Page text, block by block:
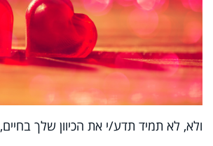
ולא, לא תמיד תדע/י את הכיוון שלך בחיים,